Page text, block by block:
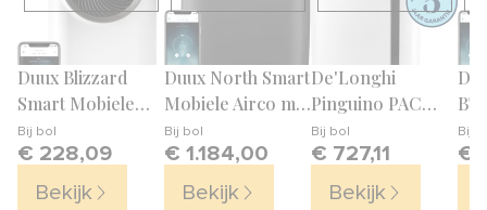
Duux Blizzard
Smart Mobiele
Airco - 12.000
BTU/u - Inclusief
Raamafdichting
Bij bol
€ 228,09
Bekijk
Duux North Smart
Mobiele Airco met
nachtmodus
Bij bol
€ 1.184,00
Bekijk
De'Longhi
Pinguino PAC
EX100 Silent
Mobiele Airco
Bij bol
€ 727,11
Bekijk
Bij
€